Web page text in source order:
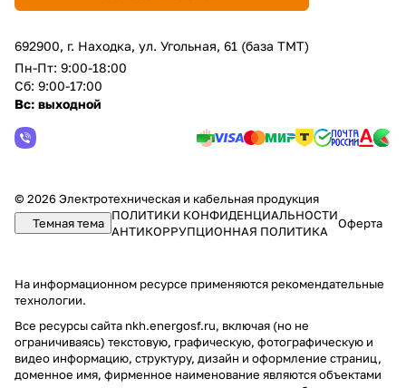
692900, г. Находка, ул. Угольная, 61 (база ТМТ)
Пн-Пт: 9:00-18:00
Сб: 9:00-17:00
Вс: выходной
© 2026 Электротехническая и кабельная продукция
Темная тема
ПОЛИТИКИ КОНФИДЕНЦИАЛЬНОСТИ
АНТИКОРРУПЦИОННАЯ ПОЛИТИКА
Оферта
На информационном ресурсе применяются рекомендательные
технологии.
Все ресурсы сайта nkh.energosf.ru, включая (но не
ограничиваясь) текстовую, графическую, фотографическую и
видео информацию, структуру, дизайн и оформление страниц,
доменное имя, фирменное наименование являются объектами